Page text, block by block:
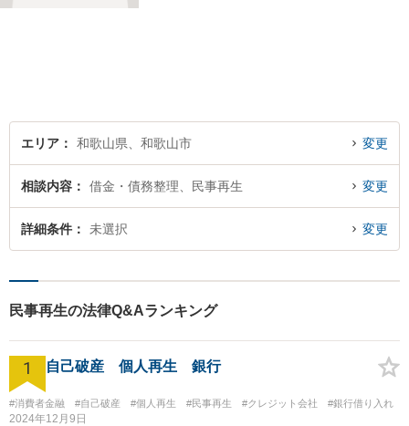
エリア 和歌山県、和歌山市 変更
相談内容 借金・債務整理、民事再生 変更
詳細条件 未選択 変更
民事再生の法律Q&Aランキング
1 自己破産 個人再生 銀行
#消費者金融 #自己破産 #個人再生 #民事再生 #クレジット会社 #銀行借り入れ
2024年12月9日